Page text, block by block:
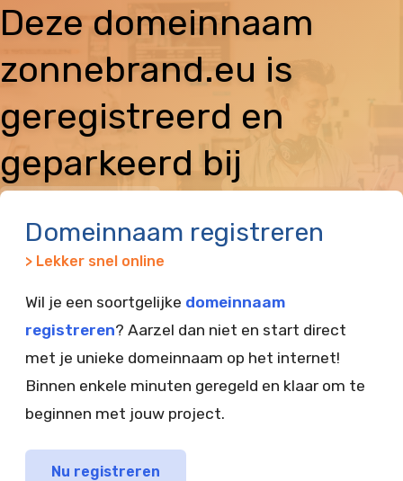
Deze domeinnaam
zonnebrand.eu is
geregistreerd en
geparkeerd bij
Domeinnaam registreren
> Lekker snel online
Wil je een soortgelijke domeinnaam
registreren? Aarzel dan niet en start direct
met je unieke domeinnaam op het internet!
Binnen enkele minuten geregeld en klaar om te
beginnen met jouw project.
Nu registreren